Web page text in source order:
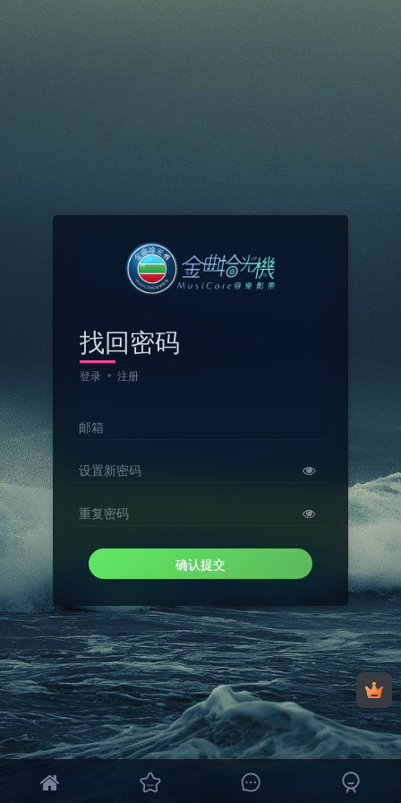
找回密码
登录 注册
邮箱
设置新密码
重复密码
确认提交